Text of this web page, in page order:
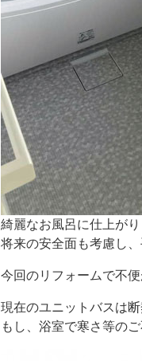
綺麗なお風呂に仕上がり
将来の安全面も考慮し
今回のリフォームで不
現在のユニットバスは
もし、浴室で寒さ等の